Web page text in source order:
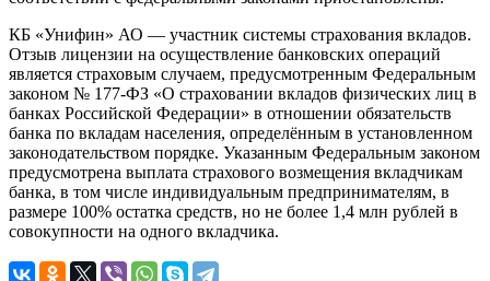
КБ «Унифин» АО — участник системы страхования вкладов.
Отзыв лицензии на осуществление банковских операций
является страховым случаем, предусмотренным Федеральным
законом № 177-ФЗ «О страховании вкладов физических лиц в
банках Российской Федерации» в отношении обязательств
банка по вкладам населения, определённым в установленном
законодательством порядке. Указанным Федеральным законом
предусмотрена выплата страхового возмещения вкладчикам
банка, в том числе индивидуальным предпринимателям, в
размере 100% остатка средств, но не более 1,4 млн рублей в
совокупности на одного вкладчика.